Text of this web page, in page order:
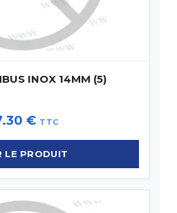
INOX 14MM (5)
€ TTC
LE PRODUIT